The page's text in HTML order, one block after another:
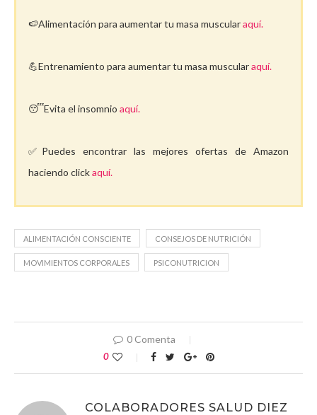
🍉Alimentación para aumentar tu masa muscularaquí.
💪Entrenamiento para aumentar tu masa muscularaquí.
😴Evita el insomnio aquí.
✅Puedes encontrar las mejores ofertas de Amazon
haciendo clickaquí.
ALIMENTACIÓN CONSCIENTE CONSEJOS DE NUTRICIÓN
MOVIMIENTOS CORPORALES PSICONUTRICION
0 Comenta
0
COLABORADORES SALUD DIEZ